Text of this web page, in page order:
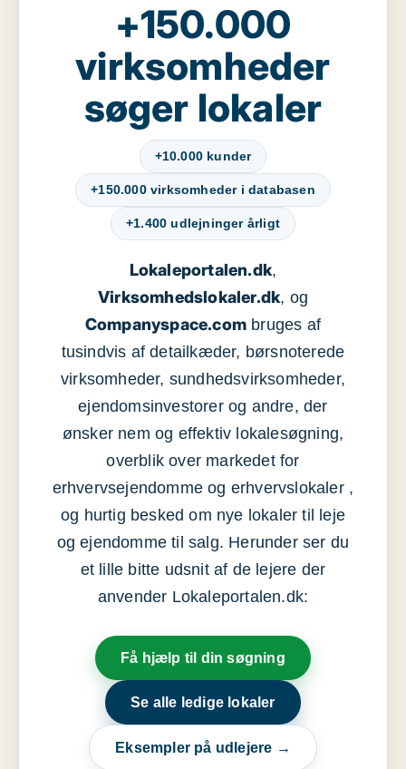
+150.000
virksomheder
søger lokaler
+10.000 kunder
+150.000 virksomheder i databasen
+1.400 udlejninger årligt
Lokaleportalen.dk,
Virksomhedslokaler.dk, og
Companyspace.com bruges af
tusindvis af detailkæder, børsnoterede
virksomheder, sundhedsvirksomheder,
ejendomsinvestorer og andre, der
ønsker nem og effektiv lokalesøgning,
overblik over markedet for
erhvervsejendomme og erhvervslokaler ,
og hurtig besked om nye lokaler til leje
og ejendomme til salg. Herunder ser du
et lille bitte udsnit af de lejere der
anvender Lokaleportalen.dk:
Få hjælp til din søgning
Se alle ledige lokaler
Eksempler på udlejere →